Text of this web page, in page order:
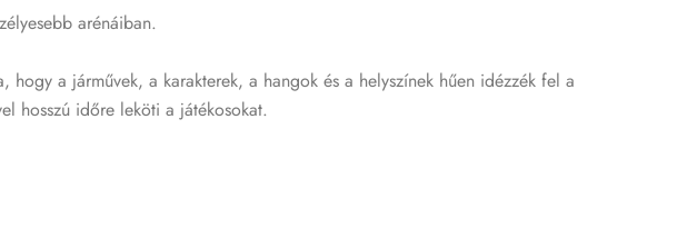
arénáiban.
a járművek, a karakterek, a hangok és a helyszínek hűen idézzék fel a
hosszú időre leköti a játékosokat.